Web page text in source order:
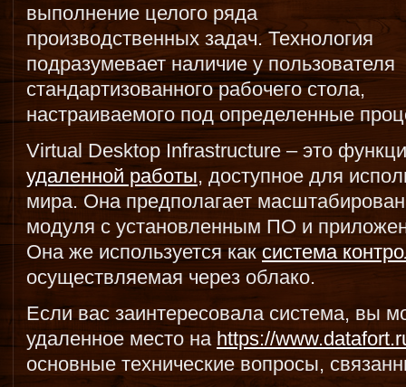
выполнение целого ряда
производственных задач. Технология
подразумевает наличие у пользователя
стандартизованного рабочего стола,
настраиваемого под определенные
Virtual Desktop Infrastructure – это
удаленной работы, доступное для
мира. Она предполагает
модуля с установленным ПО и
Она же используется каксистема
осуществляемая через облако.
Если вас заинтересовала система, вы
удаленное место на https://
основные технические вопросы,